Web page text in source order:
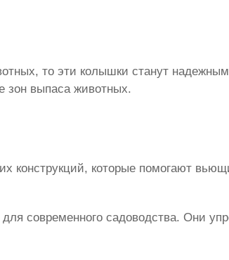
то эти колышки станут
зон выпаса животных.
конструкций, которые помогают
современного садоводства. Они